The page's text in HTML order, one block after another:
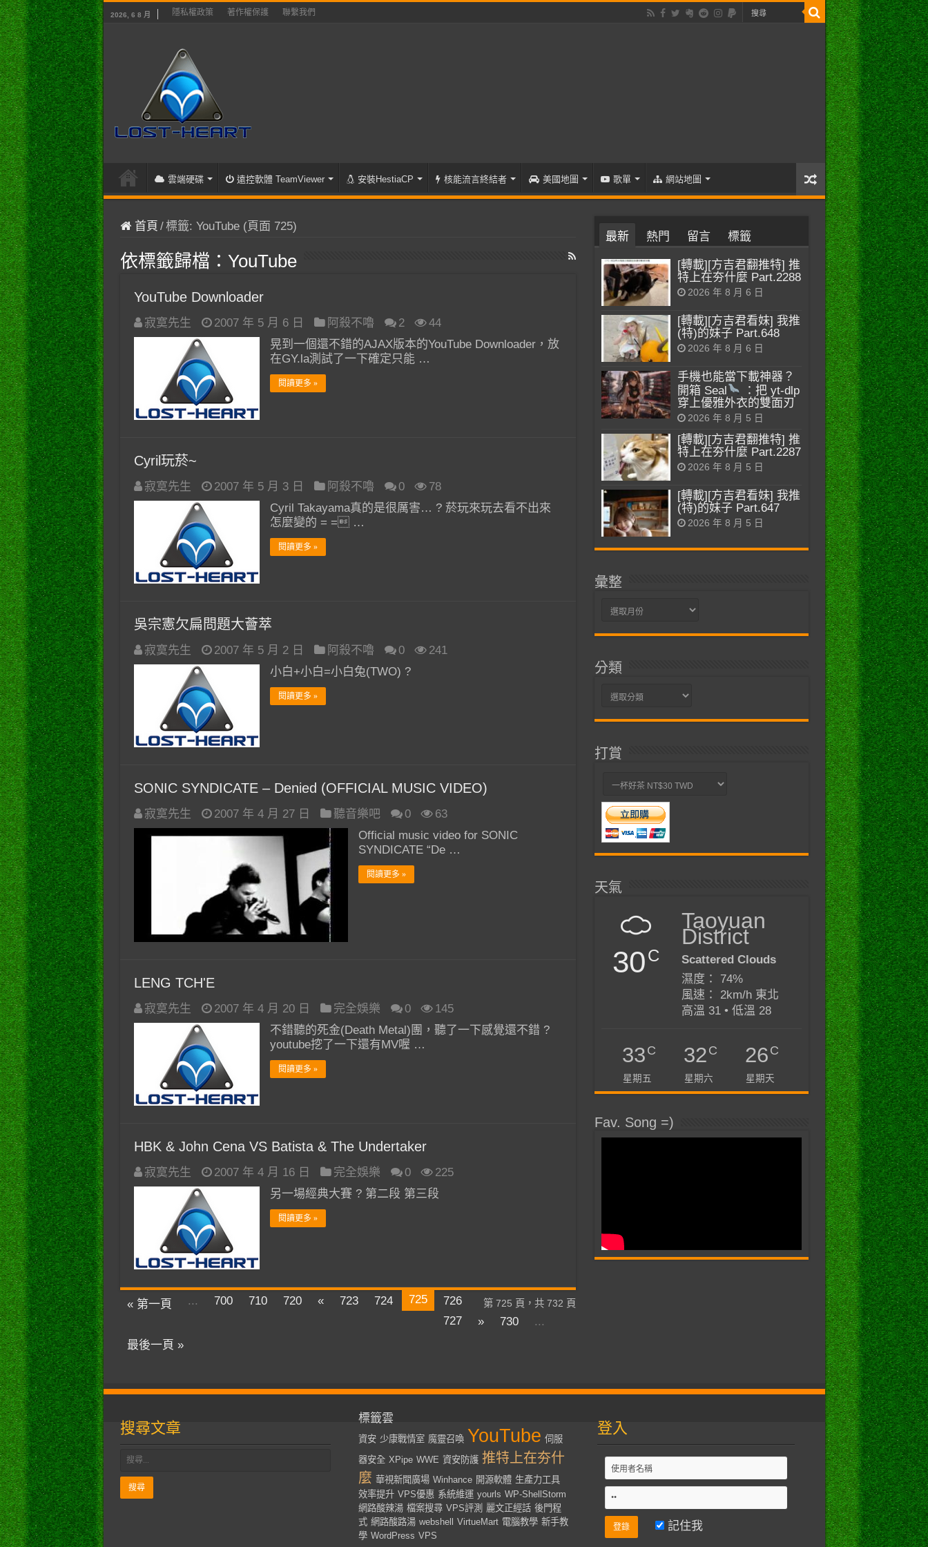
2026, 6 8 月 隱私權政策 著作權保護 聯繫我們
雲端硬碟 遠控軟體 TeamViewer 安裝HestiaCP 核能流言終結者 美國地圖 歌單 網站地圖
首頁 /標籤: YouTube(頁面 725)
依標籤歸檔： YouTube
YouTube Downloader
寂寞先生 2007 年 5 月 6 日 阿殺不嚕 2
44
晃到一個還不錯的AJAX版本的YouTube Downloader，放
在GY.la測試了一下確定只能 …
閱讀更多 »
Cyril玩菸~
寂寞先生 2007 年 5 月 3 日 阿殺不嚕 0
78
Cyril Takayama真的是很厲害… ? 菸玩來玩去看不出來
怎麼變的 = = …
閱讀更多 »
吳宗憲欠扁問題大薈萃
寂寞先生 2007 年 5 月 2 日 阿殺不嚕 0
241
小白+小白=小白兔(TWO) ?
閱讀更多 »
SONIC SYNDICATE – Denied (OFFICIAL MUSIC VIDEO)
寂寞先生 2007 年 4 月 27 日 聽音樂吧 0
63
Official music video for SONIC
SYNDICATE “De …
閱讀更多 »
LENG TCH'E
寂寞先生 2007 年 4 月 20 日 完全娛樂 0
145
不錯聽的死金(Death Metal)團，聽了一下感覺還不錯 ?
youtube挖了一下還有MV喔 …
閱讀更多 »
HBK & John Cena VS Batista & The Undertaker
寂寞先生 2007 年 4 月 16 日 完全娛樂 0
225
另一場經典大賽 ? 第二段 第三段
閱讀更多 »
第 725 頁，共 732 頁
« 第一頁 ... 700 710 720 « 723 724 725
726
727
» 730
...
最後一頁 »
最新 熱門 留言 標籤
[轉載][方吉君翻推特] 推
特上在夯什麼 Part.2288
2026 年 8 月 6 日
[轉載][方吉君看妹] 我推
(特)的妹子 Part.648
2026 年 8 月 6 日
手機也能當下載神器？
開箱 Seal
：把 yt-dlp
穿上優雅外衣的雙面刃
2026 年 8 月 5 日
[轉載][方吉君翻推特] 推
特上在夯什麼 Part.2287
2026 年 8 月 5 日
[轉載][方吉君看妹] 我推
(特)的妹子 Part.647
2026 年 8 月 5 日
彙整
彙
分類
分
打賞
天氣
30C
Taoyuan
District
Scattered Clouds
濕度： 74%
風速： 2km/h 東北
高溫 31 • 低溫 28
33C
星期五
32C
星期六
26C
星期天
Fav. Song =)
搜尋文章
標籤雲
資安 少康戰情室 魔靈召喚 YouTube 伺服
器安全 XPipe WWE 資安防護 推特上在夯什
麼 華視新聞廣場 Winhance 開源軟體 生產力工具
效率提升 VPS優惠 系統維運 yourls WP-ShellStorm
網路酸辣湯 檔案搜尋 VPS評測 麗文正經話 後門程
式 網路酸路湯 webshell VirtueMart 電腦教學 新手教
學 WordPress VPS
登入
記住我